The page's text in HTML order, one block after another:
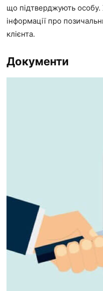
що підтверджують
інформації про
клієнта.
Документи